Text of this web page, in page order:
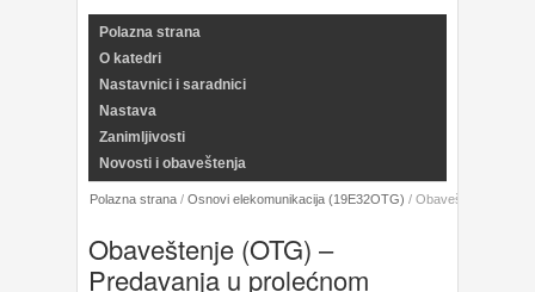
Polazna strana
O katedri
Nastavnici i saradnici
Nastava
Zanimljivosti
Novosti i obaveštenja
Polazna strana / Osnovi elekomunikacija (19E32OTG) / Obaveštenje (OTG)
Obaveštenje (OTG) –
Predavanja u prolećnom